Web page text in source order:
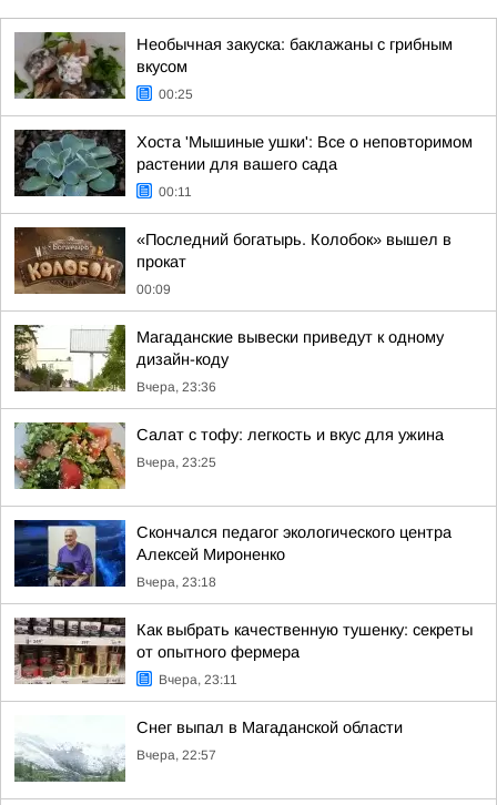
Необычная закуска: баклажаны с грибным
вкусом
00:25
Хоста 'Мышиные ушки': Все о неповторимом
растении для вашего сада
00:11
«Последний богатырь. Колобок» вышел в
прокат
00:09
Магаданские вывески приведут к одному
дизайн-коду
Вчера, 23:36
Салат с тофу: легкость и вкус для ужина
Вчера, 23:25
Скончался педагог экологического центра
Алексей Мироненко
Вчера, 23:18
Как выбрать качественную тушенку: секреты
от опытного фермера
Вчера, 23:11
Снег выпал в Магаданской области
Вчера, 22:57